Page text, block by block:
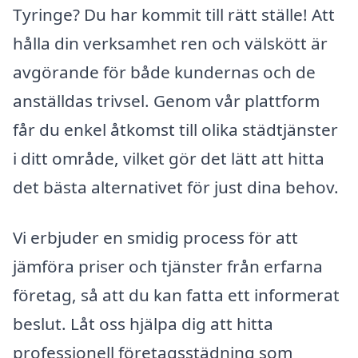
Tyringe? Du har kommit till rätt ställe! Att
hålla din verksamhet ren och välskött är
avgörande för både kundernas och de
anställdas trivsel. Genom vår plattform
får du enkel åtkomst till olika städtjänster
i ditt område, vilket gör det lätt att hitta
det bästa alternativet för just dina behov.
Vi erbjuder en smidig process för att
jämföra priser och tjänster från erfarna
företag, så att du kan fatta ett informerat
beslut. Låt oss hjälpa dig att hitta
professionell företagsstädning som